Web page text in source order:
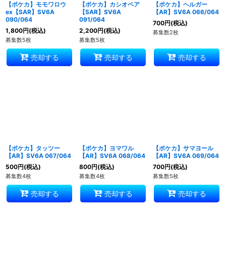
【ポケカ】モモワロウ
ex【SAR】SV6A
090/064
1,800円(税込)
募集数5枚
売却する
【ポケカ】カシオペア
【SAR】SV6A
091/064
2,200円(税込)
募集数5枚
売却する
【ポケカ】ヘルガー
【AR】SV6A 066/064
700円(税込)
募集数2枚
売却する
【ポケカ】タッツー
【AR】SV6A 067/064
500円(税込)
募集数4枚
売却する
【ポケカ】ヨマワル
【AR】SV6A 068/064
800円(税込)
募集数4枚
売却する
【ポケカ】サマヨール
【AR】SV6A 069/064
700円(税込)
募集数5枚
売却する